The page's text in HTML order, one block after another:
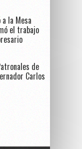
la Mesa
el trabajo
de
Carlos